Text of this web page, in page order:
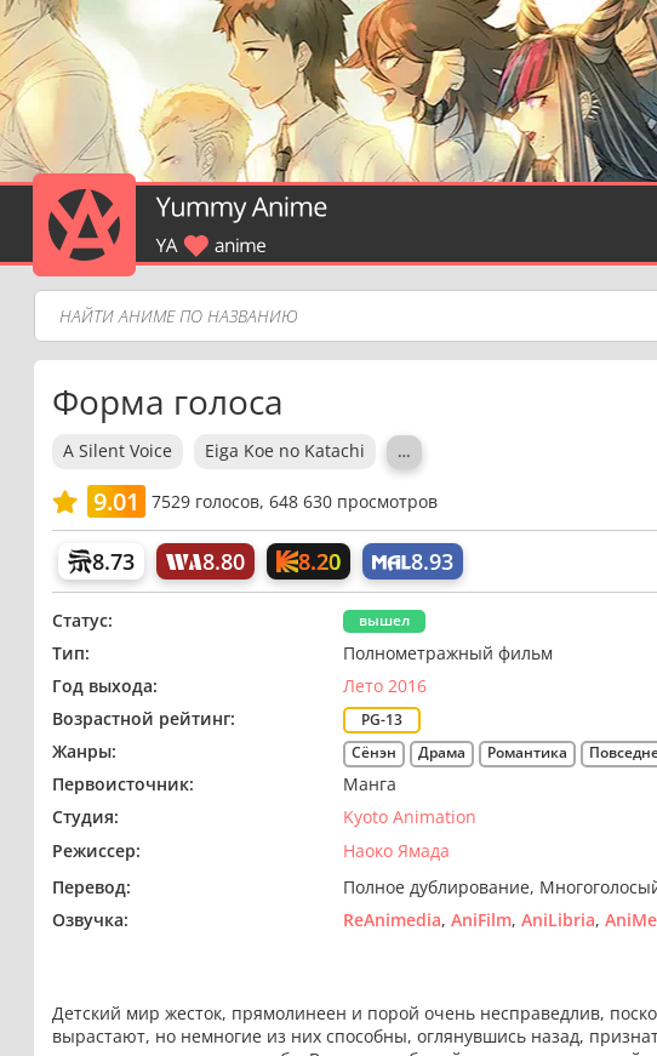
Форма голоса
A Silent Voice Eiga Koe no Katachi …
9.01 7529голосов, 648 630 просмотров
8.73 8.80 8.20 8.93
Статус: вышел
Тип:
Полнометражный фильм
Год выхода:
Лето 2016
Возрастной рейтинг:
PG-13
Жанры: Сёнэн Драма Романтика
Первоисточник:
Манга
Студия:
Kyoto Animation
Режиссер:
Наоко Ямада
Перевод:
Полное дублирование
Озвучка:
ReAnimedia AniFilm AniLibria
Детский мир жесток, прямолинеен и порой очень несправедлив,
вырастают, но немногие из них способны, оглянувшись назад,